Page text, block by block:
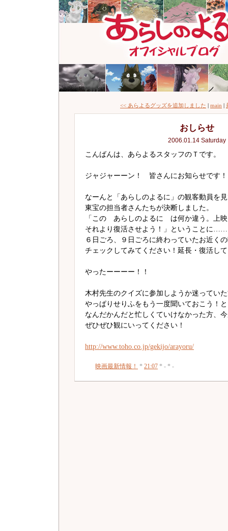
<< あらよるグッズを追加しました | main |
おしらせ
2006.01.14 Saturday
こんばんは、あらよるスタッフのＴです。
ジャジャーーン！ 皆さんにお知らせです！
なーんと「あらしのよるに」の観客動員を
東宝の担当者さんたちが決断しました。
「この あらしのよるに は何か違う。上
それより復活させよう！」ということに……
６日ごろ、９日ごろに終わっていたお近く
チェックしてみてください！延長・復活し
やったーーーー！！
木村先生のクイズに参加しようか迷ってい
やっぱりせりふをもう一度聞いておこう！
なんだかんだと忙しくていけなかった方、
ぜひぜひ観にいってください！
http://www.toho.co.jp/gekijo/arayoru/
映画最新情報！ * 21:07 * - * -